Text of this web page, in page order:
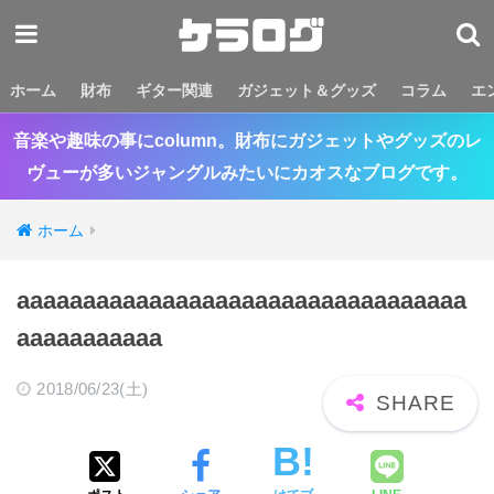
ホーム 財布 ギター関連 ガジェット＆グッズ コラム エ
音楽や趣味の事にcolumn。財布にガジェットやグッズのレ
ヴューが多いジャングルみたいにカオスなブログです。
ホーム
aaaaaaaaaaaaaaaaaaaaaaaaaaaaaaaaaa
aaaaaaaaaaa
2018/06/23(土)